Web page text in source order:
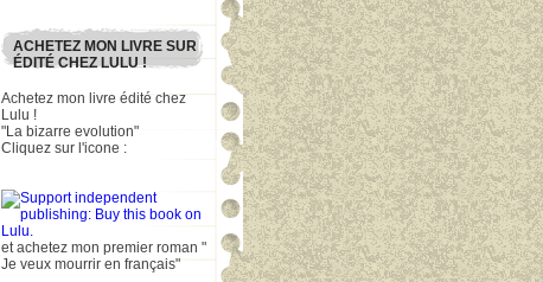
ACHETEZ MON LIVRE SUR
ÉDITÉ CHEZ LULU !
Achetez mon livre édité chez
Lulu !
"La bizarre evolution"
Cliquez sur l'icone :
et achetez mon premier roman "
Je veux mourrir en français"